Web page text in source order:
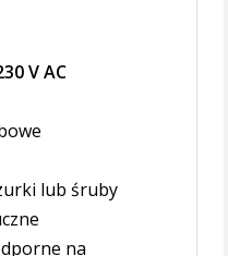
V AC
lub śruby
na